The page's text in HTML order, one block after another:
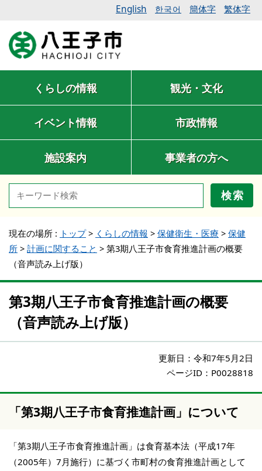
English 한국어 簡体字 繁体字
くらしの情報 観光・文化
イベント情報 市政情報
施設案内 事業者の方へ
検索
現在の場所 : トップ> くらしの情報 > 保健衛生・医療 > 保健
所 > 計画に関すること > 第3期八王子市食育推進計画の概要
（音声読み上げ版）
第3期八王子市食育推進計画の概要
（音声読み上げ版）
更新日： 令和7年5月2日
ページID：P0028818
「第3期八王子市食育推進計画」について
「第3期八王子市食育推進計画」は食育基本法（平成17年
（2005年）7月施行）に基づく市町村の食育推進計画として